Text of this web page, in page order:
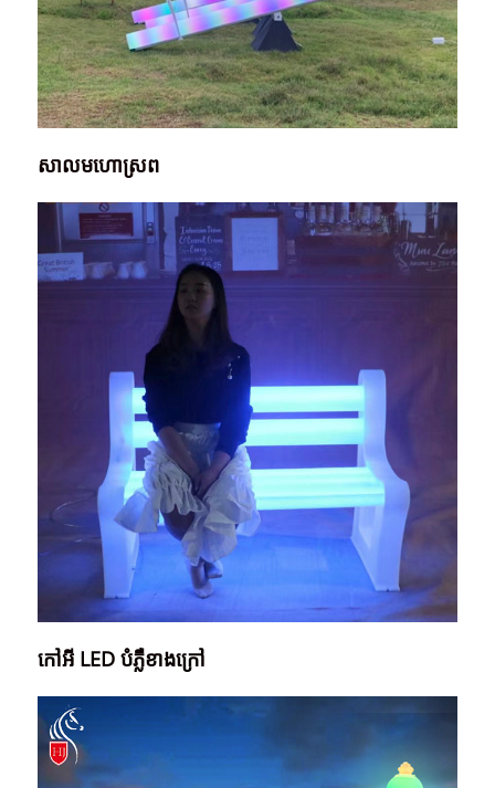
សាលមហោស្រព
កៅអី LED បំភ្លឺខាងក្រៅ